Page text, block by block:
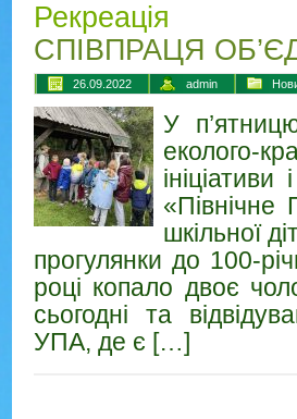
Рекреація
СПІВПРАЦЯ
26.09.2022 admin
У
еколого-
«Північне
шкільної
прогулянки до 100-
році копало двоє
сьогодні та
УПА, де є […]